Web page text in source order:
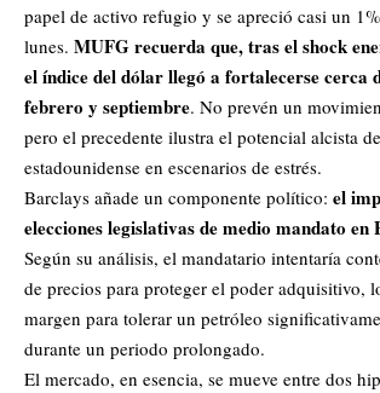
papel de activo refugio y se apreció casi un
lunes. MUFG recuerda que, tras el shock
el índice del dólar llegó a fortalecerse cerca
febrero y septiembre. No prevén un
pero el precedente ilustra el potencial alcista
estadounidense en escenarios de estrés.
Barclays añade un componente político: el
elecciones legislativas de medio mandato en
Según su análisis, el mandatario intentaría
de precios para proteger el poder adquisitivo,
margen para tolerar un petróleo
durante un periodo prolongado.
El mercado, en esencia, se mueve entre dos